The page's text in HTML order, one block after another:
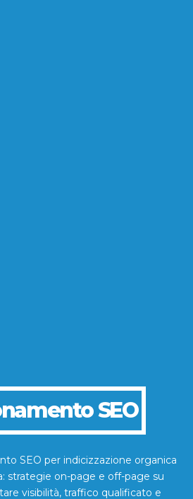
SEO
SEO per indicizzazione organica
strategie on-page e off-page su
visibilità, traffico qualificato e